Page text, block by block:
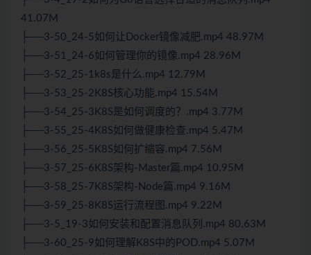
41.07M
├──3-50_24-5如何让Docker镜像减肥.mp4 48.97M
├──3-51_24-6如何管理你的镜像.mp4 28.96M
├──3-52_25-1k8s是什么.mp4 12.79M
├──3-53_25-2K8S核心功能.mp4 15.54M
├──3-54_25-3K8S是如何调度的？.mp4 3.77M
├──3-55_25-4K8S如何做健康检查.mp4 5.47M
├──3-56_25-5K8S如何扩缩容.mp4 7.56M
├──3-57_25-6K8S架构-Master篇.mp4 10.95M
├──3-58_25-7K8S架构-Node篇.mp4 9.16M
├──3-59_25-8K8S运行流程图.mp4 9.22M
├──3-5_19-3如何安装和配置消息队列.mp4 80.63M
├──3-60_25-9如何理解K8S中的POD.mp4 5.07M